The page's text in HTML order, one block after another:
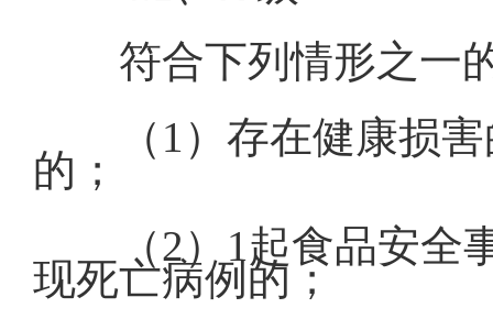
符合下列情形之一
（1）存在健康损
的；
（2）1起食品安全
现死亡病例的；